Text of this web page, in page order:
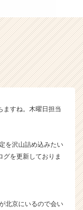
ますね。木曜日担当
を沢山詰め込みたい
グを更新しておりま
北京にいるので会い